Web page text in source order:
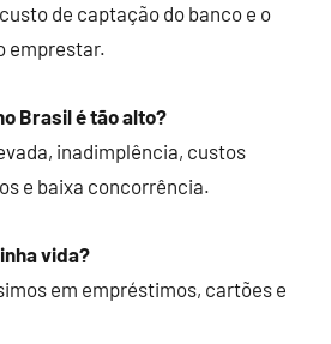
de captação do banco e o
emprestar.
Brasil é tão alto?
inadimplência, custos
e baixa concorrência.
vida?
em empréstimos, cartões e